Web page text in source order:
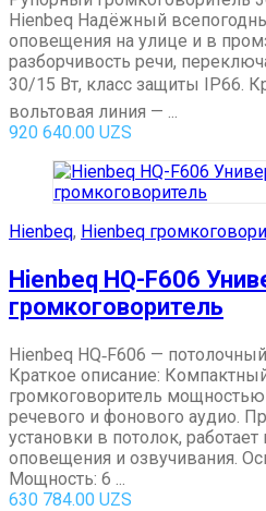
Hienbeq Надёжный
оповещения на улице и в
разборчивость речи,
30/15 Вт, класс защиты IP66.
вольтовая линия — ...
920 640.00 UZS
Hienbeq, Hienbeq
Hienbeq HQ-F606
громкоговоритель
Hienbeq HQ‑F606 —
Краткое описание:
громкоговоритель
речевого и фонового аудио.
установки в потолок,
оповещения и озвучивания.
Мощность: 6 ...
630 784.00 UZS